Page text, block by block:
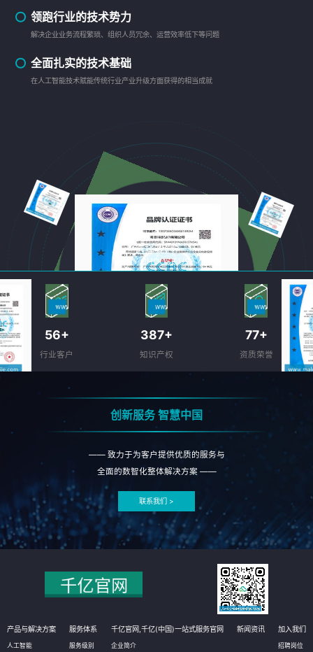
领跑行业的技术势力
解决企业业务流程繁琐、组织人员冗余、运营效率低下等问题
全面扎实的技术基础
在人工智能技术赋能传统行业产业升级方面获得的相当成就
为什么
选择我们?
WHY CHOOSE US?
58+
行业客户
389+
知识产权
78+
资质荣誉
创新服务 智慧中国
—— 致力于为客户提供优质的服务与
全面的数智化整体解决方案 ——
联系我们 >
产品与解决方案
人工智能
服务体系
服务级别
千亿官网,千亿(中国)一站式服务官网
企业简介
新闻资讯 加入我们
招聘岗位